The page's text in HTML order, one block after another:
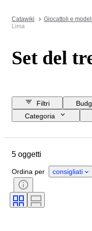
Catawiki Giocattoli e
Lima
Set del
Filtri
Categoria
Condizioni
Controllo
Impresa ferroviaria
5 oggetti
Ordina per consigliati